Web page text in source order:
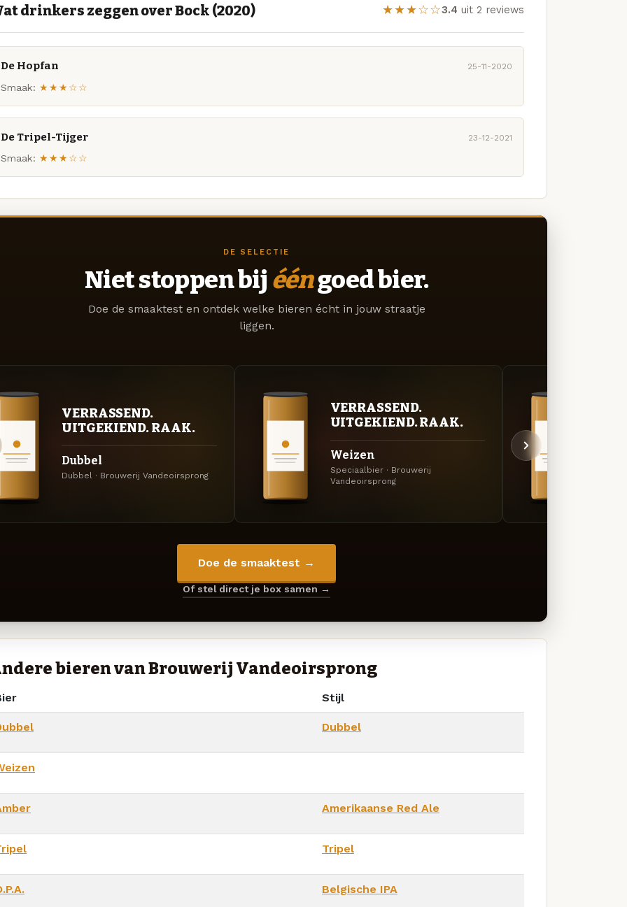
drinkers zeggen over Bock (2020) ★★★☆☆3.4 uit 2 reviews
De Hopfan 25-11-2020
Smaak: ★★★☆☆
De Tripel-Tijger 23-12-2021
Smaak: ★★★☆☆
DE SELECTIE
Niet stoppen bij ééngoed bier.
Doe de smaaktest en ontdek welke bieren écht in jouw straatje
liggen.
VERRASSEND.
UITGEKIEND. RAAK.
Dubbel
Dubbel · Brouwerij Vandeoirsprong
VERRASSEND.
UITGEKIEND. RAAK.
Weizen
Speciaalbier · Brouwerij
Vandeoirsprong
Doe de smaaktest →
Of stel direct je box samen →
bieren van Brouwerij Vandeoirsprong
Stijl
Dubbel
Amerikaanse Red Ale
Tripel
Belgische IPA